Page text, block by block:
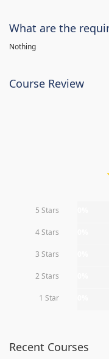
What are the
Nothing
Course Review
5 Stars
4 Stars
3 Stars
2 Stars
1 Star
Recent Courses